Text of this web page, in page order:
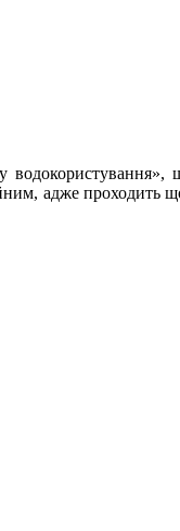
адже проходить